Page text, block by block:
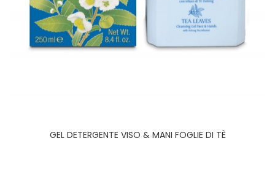
GEL DETERGENTE VISO & MANI FOGLIE DI TÈ